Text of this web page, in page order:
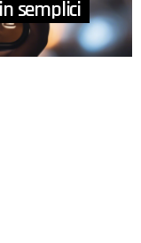
semplici